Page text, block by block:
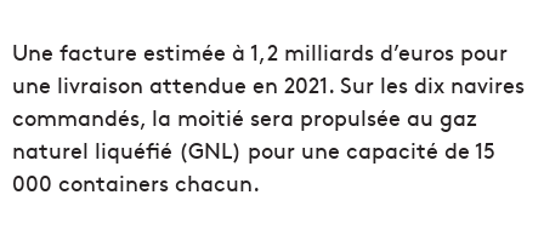
Une facture estimée à 1,2 milliards d’euros pour
une livraison attendue en 2021. Sur les dix navires
commandés, la moitié sera propulsée au gaz
naturel liquéfié (GNL) pour une capacité de 15
000 containers chacun.